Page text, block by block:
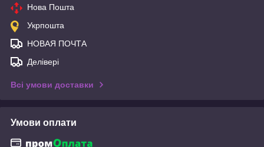
Нова Пошта
Укрпошта
НОВАЯ ПОЧТА
Делівері
Всі умови доставки
Умови оплати